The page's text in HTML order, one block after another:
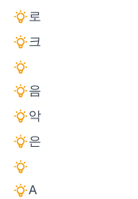
로
크
음
악
은
A